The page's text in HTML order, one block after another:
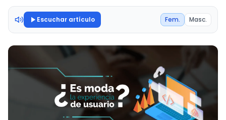
Escuchar artículo Fem. Masc.